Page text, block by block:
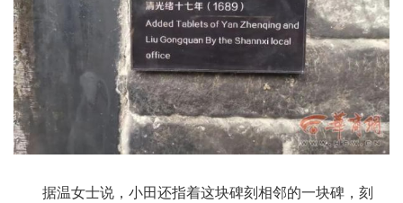
据温女士说，小田还指着这块碑刻相邻的一块碑，刻